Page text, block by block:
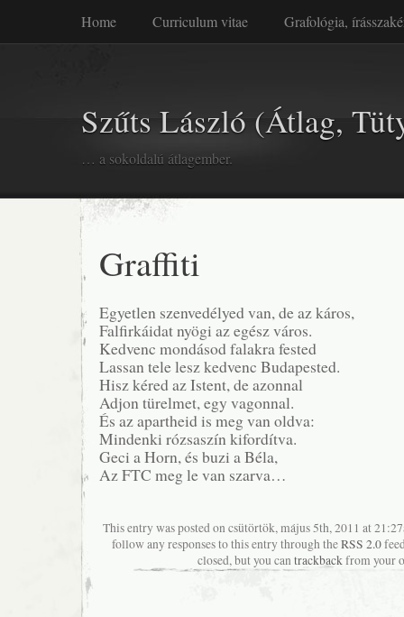
Home Curriculum vitae Grafológia,
… a sokoldalú átlagember.
Szűts László (Átlag,
Graffiti
Egyetlen szenvedélyed van, de az káros,
Falfirkáidat nyögi az egész város.
Kedvenc mondásod falakra fested
Lassan tele lesz kedvenc Budapested.
Hisz kéred az Istent, de azonnal
Adjon türelmet, egy vagonnal.
És az apartheid is meg van oldva:
Mindenki rózsaszín kifordítva.
Geci a Horn, és buzi a Béla,
Az FTC meg le van szarva…
This entry was posted on csütörtök, május 5th, 2011 at
follow any responses to this entry through theRSS 2.0
closed, but you cantrackbackfrom your